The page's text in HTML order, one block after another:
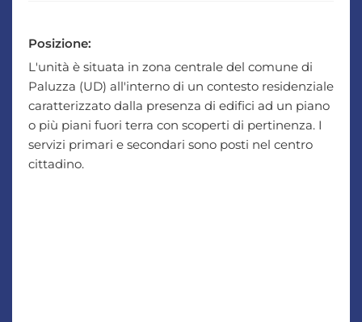
Posizione:
L'unità è situata in zona centrale del comune di
Paluzza (UD) all'interno di un contesto residenziale
caratterizzato dalla presenza di edifici ad un piano
o più piani fuori terra con scoperti di pertinenza. I
servizi primari e secondari sono posti nel centro
cittadino.